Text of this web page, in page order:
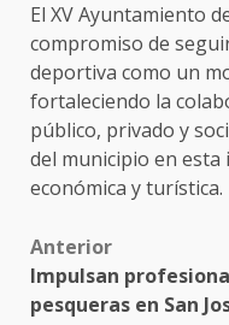
El XV Ayuntamiento
compromiso de
deportiva como un
fortaleciendo la
público, privado y
del municipio en
económica y turística.
Post
navigation
Anterior
Impulsan
pesqueras en San